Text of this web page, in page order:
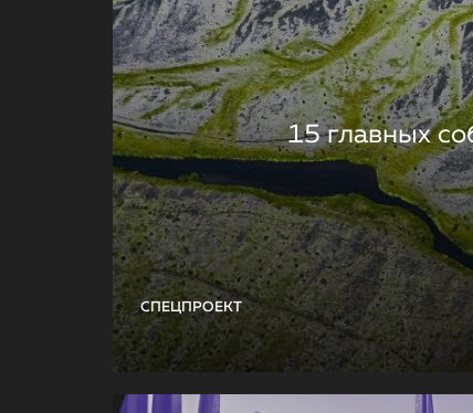
СПЕЦПРОЕКТ
15 главных